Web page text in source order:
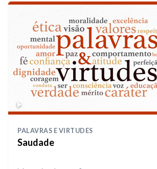
PALAVRAS E VIRTUDES
Saudade